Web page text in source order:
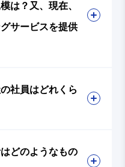
は？又、現在、
サービスを提供
社員はどれくら
どのようなもの